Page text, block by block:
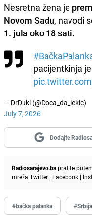
Nesretna žena je
Novom Sadu, navodi
1. jula oko 18 sati.
pacijentkinja je
— DrDuki (@Doca_da_lekic)
July 7, 2026
Dodajte
Radiosarajevo.bapratite
mreža Twitter | Facebook |
#bačka palanka #Srbija